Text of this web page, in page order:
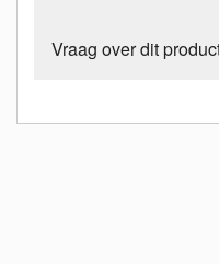
Vraag over dit